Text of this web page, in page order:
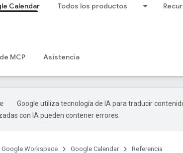
Calendar Todos los productos
MCP Asistencia
Google utiliza tecnología de IA para traducir
con IA pueden contener errores.
Google Workspace Google Calendar Referencia